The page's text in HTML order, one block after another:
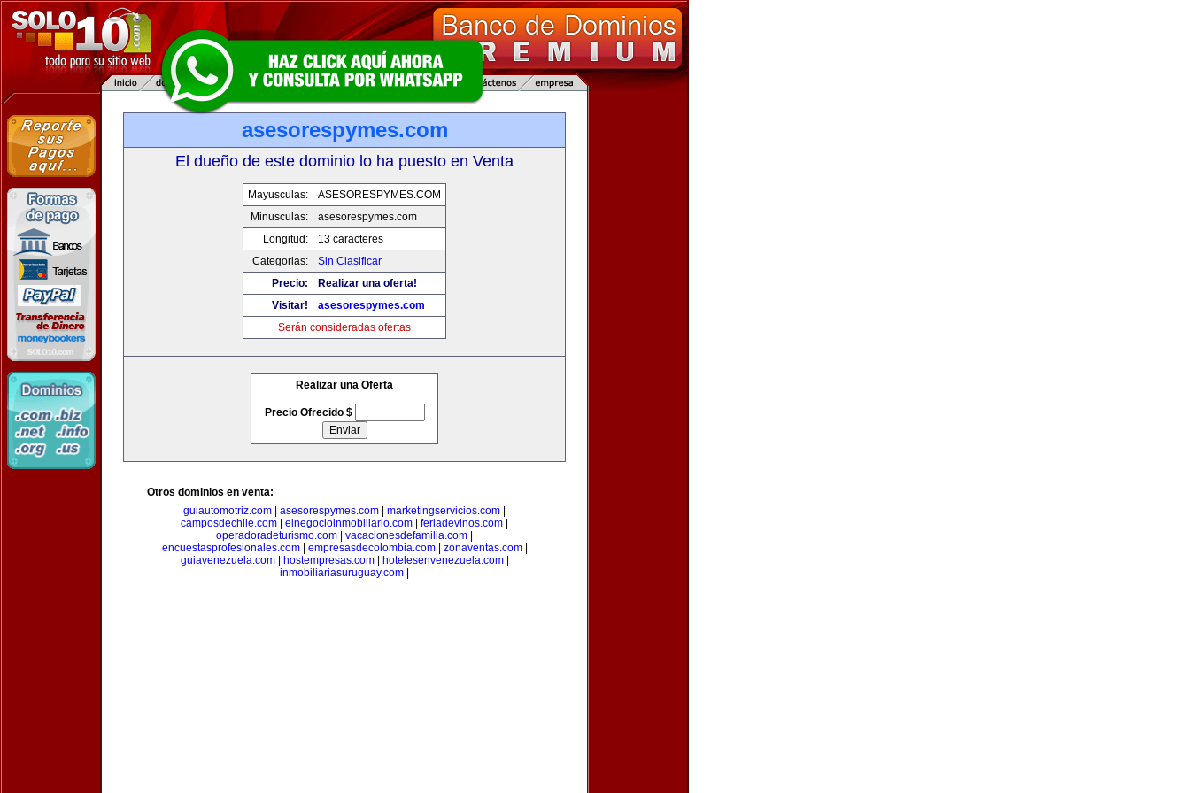
asesorespymes.com
El dueño de este dominio lo ha puesto en Venta
Mayusculas:
ASESORESPYMES.COM
Minusculas:
asesorespymes.com
Longitud:
13 caracteres
Categorias:
Sin Clasificar
Precio:
Realizar una oferta!
Visitar!
asesorespymes.com
Serán consideradas ofertas
Realizar una Oferta
Precio Ofrecido $
Otros dominios en venta:
guiautomotriz.com
asesorespymes.com marketingservicios.com
camposdechile.com
elnegocioinmobiliario.com feriadevinos.com
operadoradeturismo.com
vacacionesdefamilia.com
encuestasprofesionales.com| empresasdecolombia.com| zonaventas.com|
guiavenezuela.com| hostempresas.com| hotelesenvenezuela.com|
inmobiliariasuruguay.com